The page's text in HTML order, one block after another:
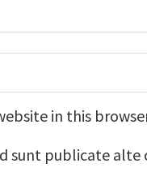
in this
sunt publicate alte